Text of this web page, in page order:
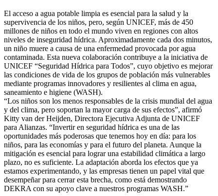
El acceso a agua potable limpia es esencial para la salud y la
supervivencia de los niños, pero, según UNICEF, más de 450
millones de niños en todo el mundo viven en regiones con altos
niveles de inseguridad hídrica. Aproximadamente cada dos minutos,
un niño muere a causa de una enfermedad provocada por agua
contaminada. Esta nueva colaboración contribuye a la iniciativa de
UNICEF “Seguridad Hídrica para Todos”, cuyo objetivo es mejorar
las condiciones de vida de los grupos de población más vulnerables
mediante programas innovadores y resilientes al clima en agua,
saneamiento e higiene (WASH).
“Los niños son los menos responsables de la crisis mundial del agua
y del clima, pero soportan la mayor carga de sus efectos”, afirmó
Kitty van der Heijden, Directora Ejecutiva Adjunta de UNICEF
para Alianzas. “Invertir en seguridad hídrica es una de las
oportunidades más poderosas que tenemos hoy en día: para los
niños, para las economías y para el futuro del planeta. Aunque la
mitigación es esencial para lograr una estabilidad climática a largo
plazo, no es suficiente. La adaptación aborda los efectos que ya
estamos experimentando, y las empresas tienen un papel vital que
desempeñar para cerrar esta brecha, como está demostrando
DEKRA con su apoyo clave a nuestros programas WASH.”